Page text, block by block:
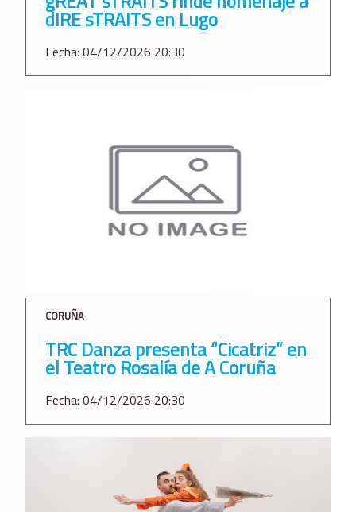
dIRE sTRAITS en Lugo
Fecha: 04/12/2026 20:30
CORUÑA
TRC Danza presenta “Cicatriz” en
el Teatro Rosalía de A Coruña
Fecha: 04/12/2026 20:30